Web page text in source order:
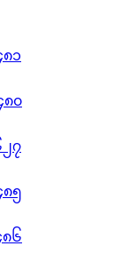
၁
၈၀
၂၇
၈၅
၈၆